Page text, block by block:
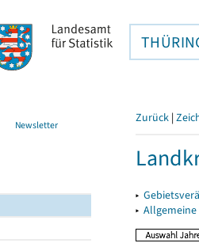
Newsletter Zurück |
▸
▸